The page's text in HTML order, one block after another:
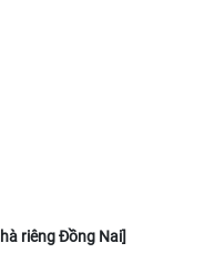
riêng Đồng Nai]